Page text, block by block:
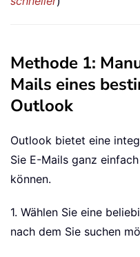
Methode 1:
Mails eines
Outlook
Outlook bietet eine
Sie E-Mails ganz
können.
1. Wählen Sie eine
nach dem Sie suchen